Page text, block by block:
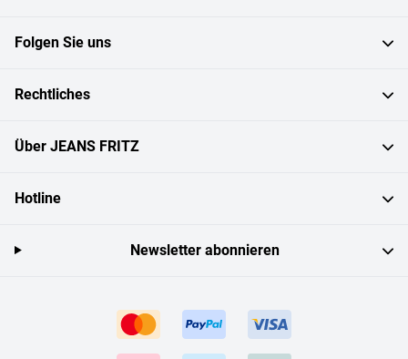
Folgen Sie uns
Rechtliches
Über JEANS FRITZ
Hotline
Newsletter abonnieren